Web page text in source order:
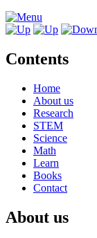
Contents
Home
About us
Research
STEM
Science
Math
Learn
Books
Contact
About us